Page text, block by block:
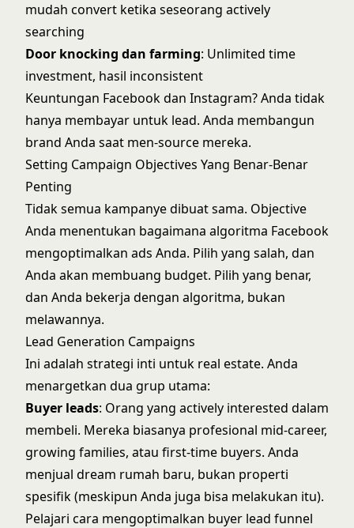
mudah convert ketika seseorang actively
searching
Door knocking dan farming: Unlimited time
investment, hasil inconsistent
Keuntungan Facebook dan Instagram? Anda tidak
hanya membayar untuk lead. Anda membangun
brand Anda saat men-source mereka.
Setting Campaign Objectives Yang Benar-Benar
Penting
Tidak semua kampanye dibuat sama. Objective
Anda menentukan bagaimana algoritma Facebook
mengoptimalkan ads Anda. Pilih yang salah, dan
Anda akan membuang budget. Pilih yang benar,
dan Anda bekerja dengan algoritma, bukan
melawannya.
Lead Generation Campaigns
Ini adalah strategi inti untuk real estate. Anda
menargetkan dua grup utama:
Buyer leads: Orang yang actively interested dalam
membeli. Mereka biasanya profesional mid-career,
growing families, atau first-time buyers. Anda
menjual dream rumah baru, bukan properti
spesifik (meskipun Anda juga bisa melakukan itu).
Pelajari cara mengoptimalkan buyer lead funnel